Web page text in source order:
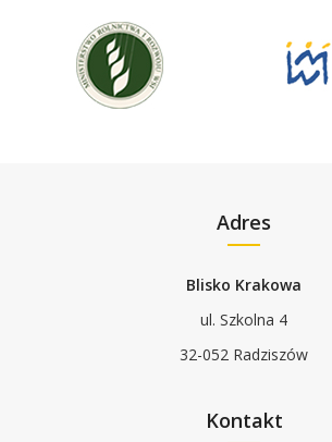
Adres
Blisko Krakowa
ul. Szkolna 4
32-052 Radziszów
Kontakt